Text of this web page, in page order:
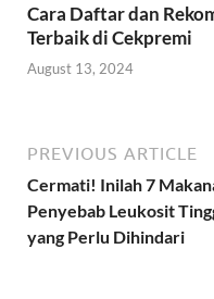
Cara Daftar dan
Terbaik di Cekpremi
August 13, 2024
PREVIOUS ARTICLE
Cermati! Inilah 7
Penyebab Leukosit
yang Perlu Dihindari